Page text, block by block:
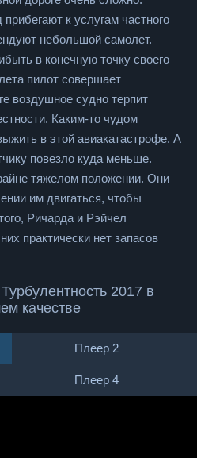
к услугам частного
небольшой самолет.
в конечную точку своего
пилот совершает
воздушное судно терпит
Каким-то чудом
в этой авиакатастрофе. А
повезло куда меньше.
тяжелом положении. Они
им двигаться, чтобы
Ричарда и Рэйчел
практически нет запасов
2017 в
качестве
Плеер 2
Плеер 4